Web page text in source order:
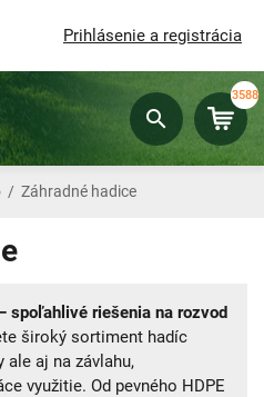
Prihlásenie a registrácia
3588
/ Záhradné hadice
spoľahlivé riešenia na rozvod
široký sortiment hadíc
ale aj na závlahu,
využitie. Od pevného HDPE